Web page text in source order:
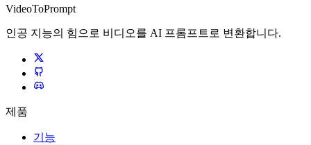
VideoToPrompt
인공 지능의 힘으로 비디오를 AI 프롬프트로 변환합니다.
제품
기능